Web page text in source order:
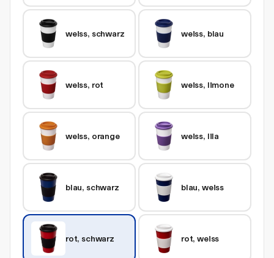
weiss, schwarz weiss, blau
weiss, rot weiss, limone
weiss, orange weiss, lila
blau, schwarz blau, weiss
rot, schwarz rot, weiss